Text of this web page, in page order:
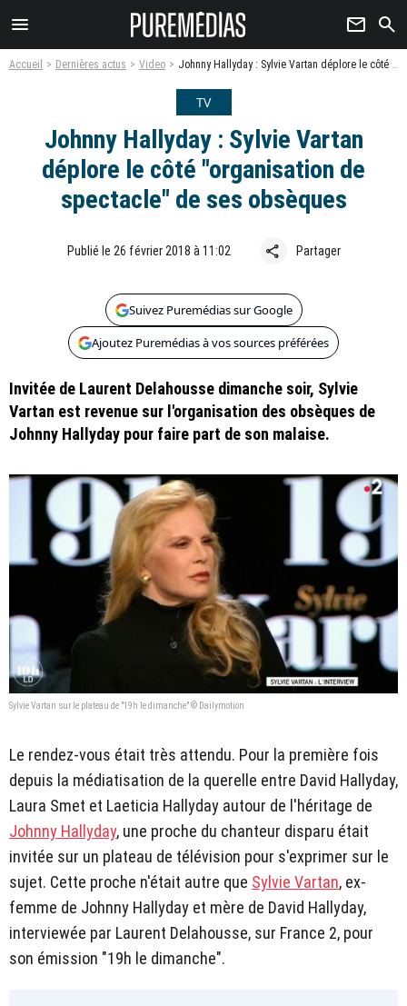
menu newsletter search
Accueil Dernières actus Video Johnny Hallyday : Sylvie Vartan déplore le côté "organisation de spectacle" de ses obsèques
TV
Johnny Hallyday : Sylvie Vartan
déplore le côté "organisation de
spectacle" de ses obsèques
Publié le 26 février 2018 à 11:02 share Partager
Suivez Puremédias sur Google
Ajoutez Puremédias à vos sources préférées
Invitée de Laurent Delahousse dimanche soir, Sylvie
Vartan est revenue sur l'organisation des obsèques de
Johnny Hallyday pour faire part de son malaise.
Sylvie Vartan sur le plateau de "19h le dimanche" © Dailymotion
Le rendez-vous était très attendu. Pour la première fois
depuis la médiatisation de la querelle entre David Hallyday,
Laura Smet et Laeticia Hallyday autour de l'héritage de
Johnny Hallyday, une proche du chanteur disparu était
invitée sur un plateau de télévision pour s'exprimer sur le
sujet. Cette proche n'était autre que Sylvie Vartan, ex-
femme de Johnny Hallyday et mère de David Hallyday,
interviewée par Laurent Delahousse, sur France 2, pour
son émission "19h le dimanche".